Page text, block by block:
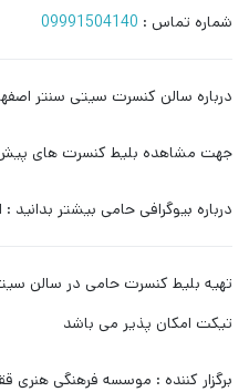
شماره تماس : 09991504140
درباره سالن کنسرت سیتی سنتر
جهت مشاهده بلیط کنسرت های
درباره بیوگرافی حامی بیشتر
تهیه بلیط کنسرت حامی در سالن
تیکت امکان پذیر می باشد
برگزار کننده : موسسه فرهنگی هنری